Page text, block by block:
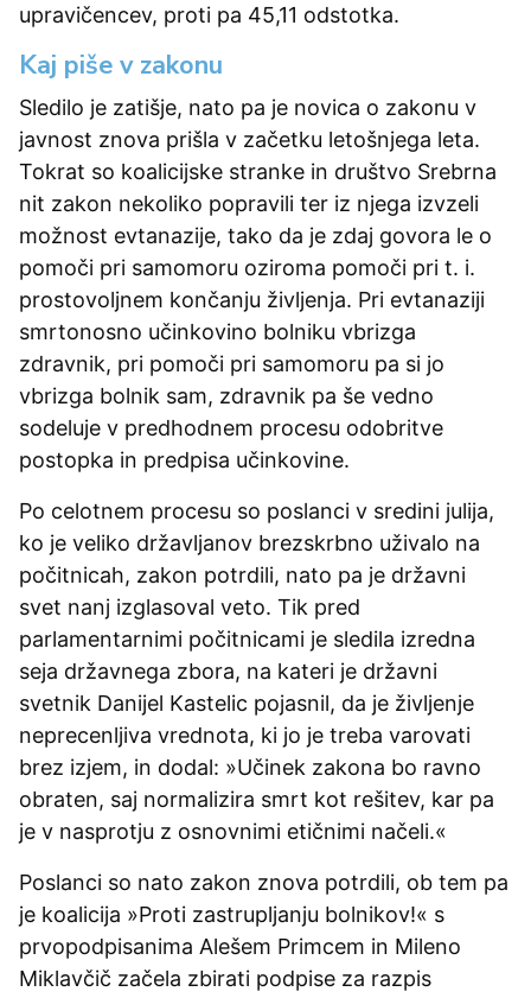
upravičencev, proti pa 45,11 odstotka.
Kaj piše v zakonu
Sledilo je zatišje, nato pa je novica o zakonu v
javnost znova prišla v začetku letošnjega leta.
Tokrat so koalicijske stranke in društvo Srebrna
nit zakon nekoliko popravili ter iz njega izvzeli
možnost evtanazije, tako da je zdaj govora le o
pomoči pri samomoru oziroma pomoči pri t. i.
prostovoljnem končanju življenja. Pri evtanaziji
smrtonosno učinkovino bolniku vbrizga
zdravnik, pri pomoči pri samomoru pa si jo
vbrizga bolnik sam, zdravnik pa še vedno
sodeluje v predhodnem procesu odobritve
postopka in predpisa učinkovine.
Po celotnem procesu so poslanci v sredini julija,
ko je veliko državljanov brezskrbno uživalo na
počitnicah, zakon potrdili, nato pa je državni
svet nanj izglasoval veto. Tik pred
parlamentarnimi počitnicami je sledila izredna
seja državnega zbora, na kateri je državni
svetnik Danijel Kastelic pojasnil, da je življenje
neprecenljiva vrednota, ki jo je treba varovati
brez izjem, in dodal: »Učinek zakona bo ravno
obraten, saj normalizira smrt kot rešitev, kar pa
je v nasprotju z osnovnimi etičnimi načeli.«
Poslanci so nato zakon znova potrdili, ob tem pa
je koalicija »Proti zastrupljanju bolnikov!« s
prvopodpisanima Alešem Primcem in Mileno
Miklavčič začela zbirati podpise za razpis